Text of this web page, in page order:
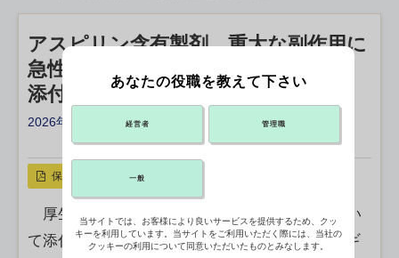
アスピリン含有製剤、重大な副作用に
急性冠症候群
添付文書の改訂指示 厚労省
2026年01月14日 14:30
リンクをコピー X ポスト
保存
厚生労働省は13日、アスピリン含有製剤につい
て添付文書の「重大な副作用」の項に「アレルギ
あなたの役職を教えて下さい
経営者 管理職
一般
当サイトでは、お客様により良いサービスを提供するため、クッ
キーを利用しています。当サイトをご利用いただく際には、当社の
クッキーの利用について同意いただいたものとみなします。